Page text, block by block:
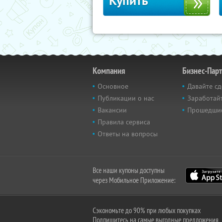
Компания
Основное
Публикации о нас
Вакансии
Правила сервиса
Ответы на вопросы
Бизнес-
Давайте
Все наши купоны доступны
через Мобильное Приложение:
Сэкономьте до 90% при любых покупках
Подпишитесь на самые выгодные предложения